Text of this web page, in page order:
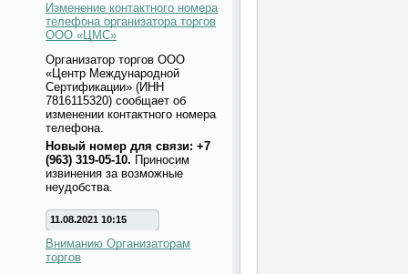
Изменение контактного номера
телефона организатора торгов
ООО «ЦМС»
Организатор торгов ООО
«Центр Международной
Сертификации» (ИНН
7816115320) сообщает об
изменении контактного номера
телефона.
Новый номер для связи: +7
(963) 319-05-10. Приносим
извинения за возможные
неудобства.
11.08.2021 10:15
Вниманию Организаторам
торгов